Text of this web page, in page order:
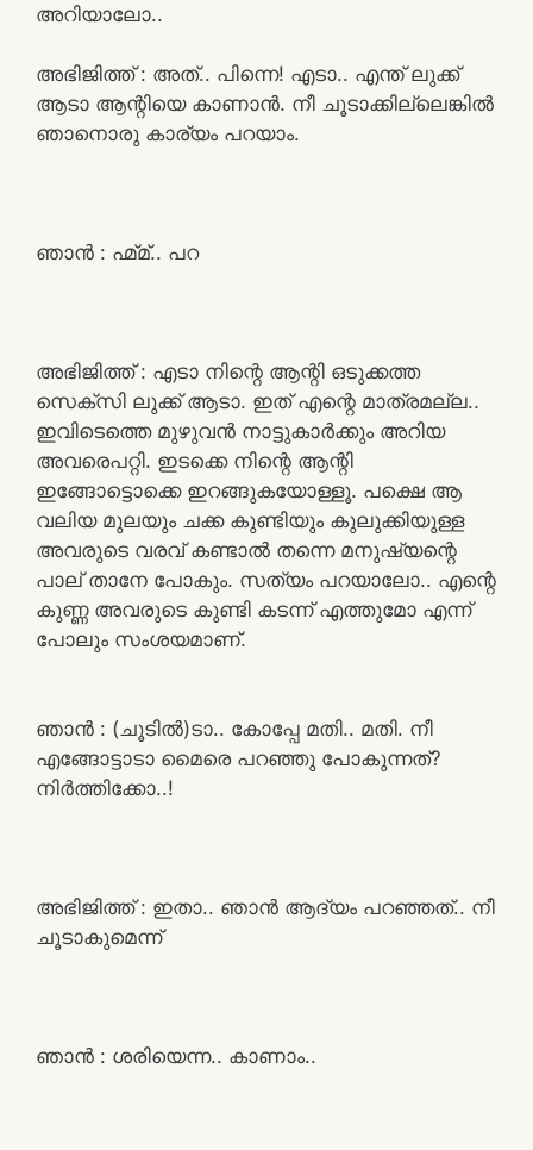
അറിയാലോ..
അഭിജിത്ത് : അത്.. പിന്നെ! എടാ.. എന്ത് ലുക്ക്‌
ആടാ ആന്റിയെ കാണാൻ. നീ ചൂടാക്കില്ലെങ്കിൽ
ഞാനൊരു കാര്യം പറയാം.
ഞാൻ : ഹ്മ്മ്.. പറ
അഭിജിത്ത് : എടാ നിന്റെ ആന്റി ഒടുക്കത്ത
സെക്സി ലുക്ക്‌ ആടാ. ഇത് എന്റെ മാത്രമല്ല..
ഇവിടെത്തെ മുഴുവൻ നാട്ടുകാർക്കും അറിയ
അവരെപറ്റി. ഇടക്കെ നിന്റെ ആന്റി
ഇങ്ങോട്ടൊക്കെ ഇറങ്ങുകയോള്ളൂ. പക്ഷെ ആ
വലിയ മുലയും ചക്ക കുണ്ടിയും കുലുക്കിയുള്ള
അവരുടെ വരവ് കണ്ടാൽ തന്നെ മനുഷ്യന്റെ
പാല് താനേ പോകും. സത്യം പറയാലോ.. എന്റെ
കുണ്ണ അവരുടെ കുണ്ടി കടന്ന് എത്തുമോ എന്ന്
പോലും സംശയമാണ്.
ഞാൻ : (ചൂടിൽ)ടാ.. കോപ്പേ മതി.. മതി. നീ
എങ്ങോട്ടാടാ മൈരെ പറഞ്ഞു പോകുന്നത്?
നിർത്തിക്കോ..!
അഭിജിത്ത് : ഇതാ.. ഞാൻ ആദ്യം പറഞ്ഞത്.. നീ
ചൂടാകുമെന്ന്
ഞാൻ : ശരിയെന്ന.. കാണാം..